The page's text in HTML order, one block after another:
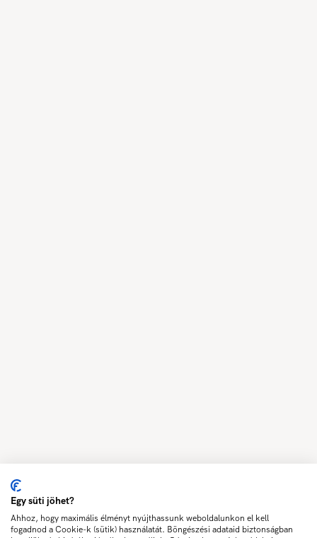
Egy süti jöhet?
Ahhoz, hogy maximális élményt nyújthassunk weboldalunkon el kell
fogadnod a Cookie-k (sütik) használatát. Böngészési adataid biztonságban